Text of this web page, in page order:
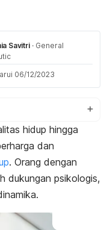
Savitri · General
06/12/2023
hidup hingga
dan
. Orang dengan
dukungan psikologis,